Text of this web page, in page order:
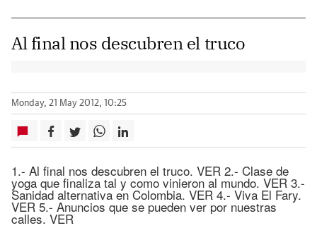
Al final nos descubren el truco
Monday, 21 May 2012, 10:25
1.- Al final nos descubren el truco. VER 2.- Clase de
yoga que finaliza tal y como vinieron al mundo. VER 3.-
Sanidad alternativa en Colombia. VER 4.- Viva El Fary.
VER 5.- Anuncios que se pueden ver por nuestras
calles. VER